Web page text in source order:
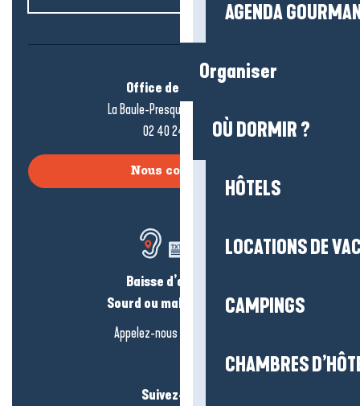
AGENDA
Organiser
OÙ DORMIR ?
HÔTELS
LOCATIONS DE
CAMPINGS
CHAMBRES
Office de tourisme
La Baule-Presqu’île de Guérande
02 40 24 34 44
Nous contacter
Baisse d’audition ?
Sourd ou malentendant ?
Appelez-nous en
Suivez-nous !